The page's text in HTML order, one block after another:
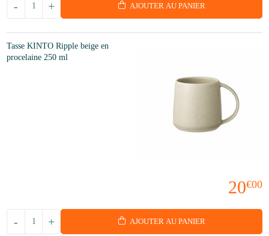
+
- AJOUTER AU PANIER
Tasse KINTO Ripple beige en
procelaine 250 ml
20€00
+
- AJOUTER AU PANIER